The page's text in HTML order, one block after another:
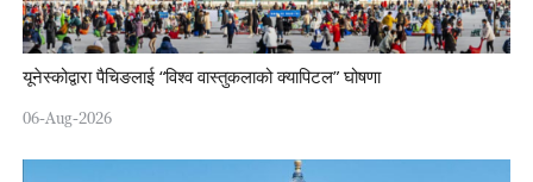
यूनेस्कोद्वारा पैचिङलाई “विश्व वास्तुकलाको क्यापिटल” घोषणा
06-Aug-2026